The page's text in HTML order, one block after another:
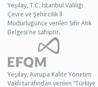
Yeşilay, T.C. İstanbul Valiliği
Çevre ve Şehircilik İl
Müdürlüğünce verilen Sıfır Atık
Belgesi'ne sahiptir.
Yeşilay, Avrupa Kalite Yönetim
Vakfı tarafından verilen “Türkiye